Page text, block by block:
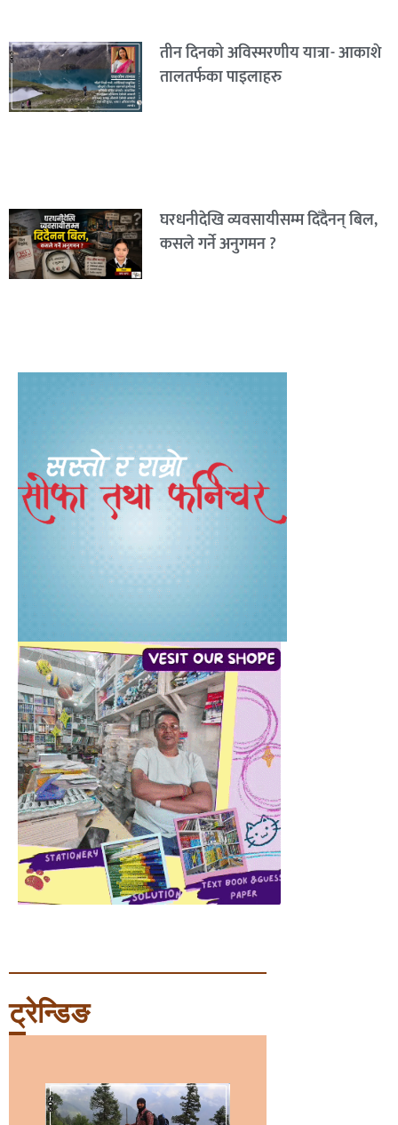
तीन दिनको अविस्मरणीय यात्रा- आकाशे
तालतर्फका पाइलाहरु
घरधनीदेखि व्यवसायीसम्म दिँदैनन् बिल,
कसले गर्ने अनुगमन ?
ट्रेन्डिङ